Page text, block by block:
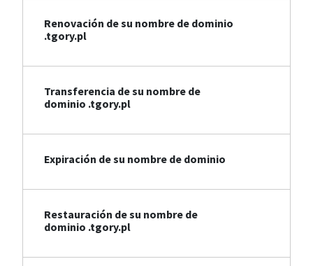
Renovación de su nombre de dominio
.tgory.pl
Transferencia de su nombre de
dominio .tgory.pl
Expiración de su nombre de dominio
Restauración de su nombre de
dominio .tgory.pl